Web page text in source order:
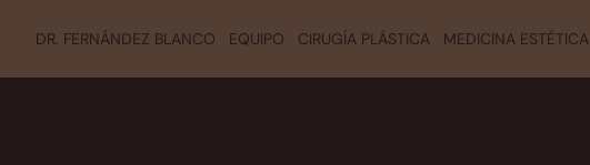
DR. FERNÁNDEZ BLANCO EQUIPO CIRUGÍA PLÁSTICA MEDICINA ESTÉTICA